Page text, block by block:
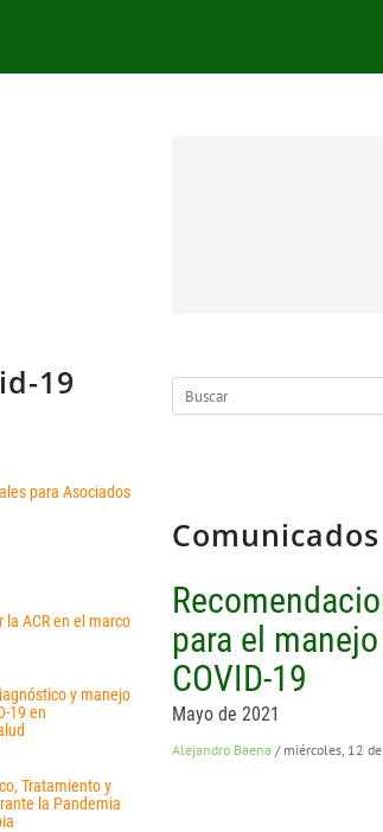
19
para Asociados
ACR en el marco
y manejo
19 en
Tratamiento y
la Pandemia
para el
COVID-19
Mayo de 2021
Alejandro Baena / miércoles, 12